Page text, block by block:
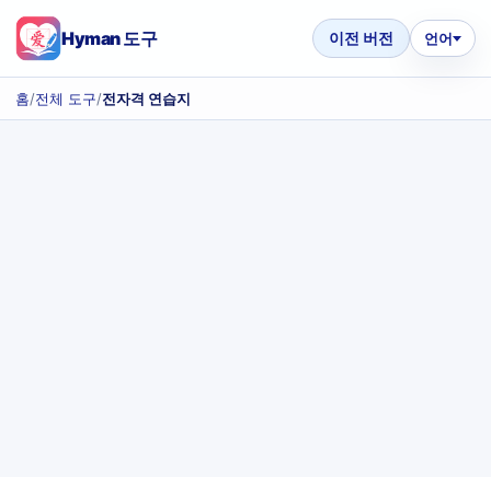
Hyman 도구 이전 버전 언어
홈/전체 도구/전자격 연습지